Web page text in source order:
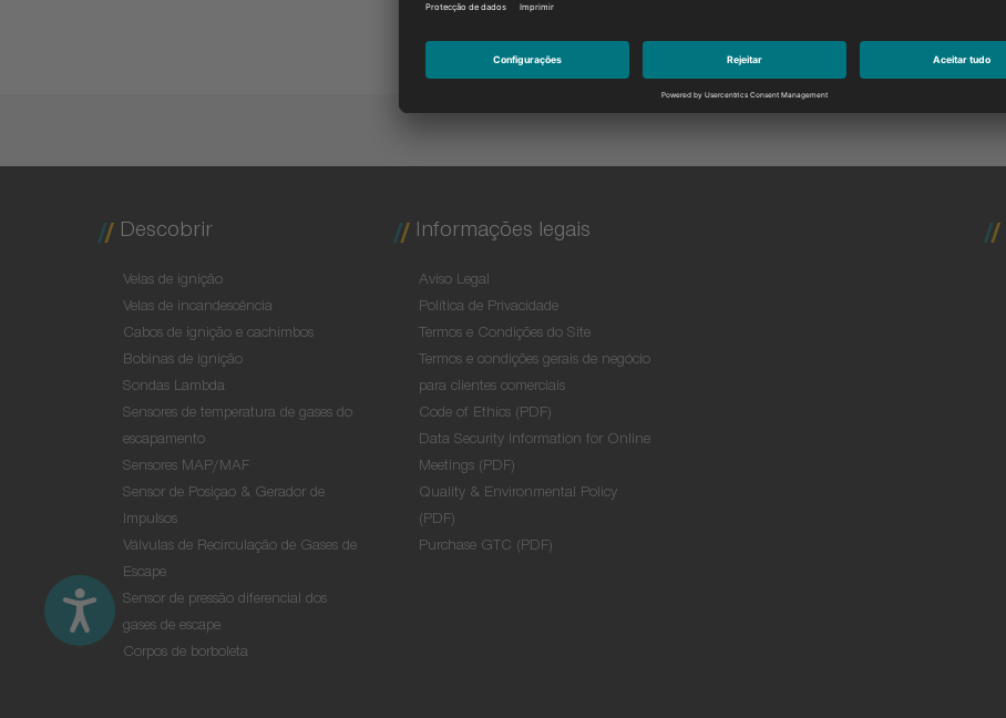
Descobrir
Velas de ignição
Velas de incandescência
Cabos de ignição e cachimbos
Bobinas de ignição
Sondas Lambda
Sensores de temperatura de gases do
escapamento
Sensores MAP/MAF
Sensor de Posiçao & Gerador de
Impulsos
Válvulas de Recirculação de Gases de
Escape
Sensor de pressão diferencial dos
gases de escape
Corpos de borboleta
Informações legais
Aviso Legal
Política de Privacidade
Termos e Condições do Site
Termos e condições gerais de negócio
para clientes comerciais
Code of Ethics (PDF)
Data Security Information for Online
Meetings (PDF)
Quality & Environmental Policy
(PDF)
Purchase GTC (PDF)